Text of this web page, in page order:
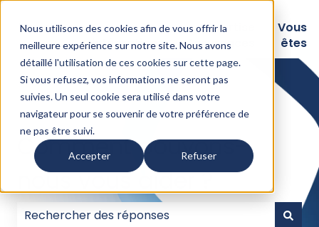
Nous utilisons des cookies afin de vous offrir la
meilleure expérience sur notre site. Nous avons
détaillé l'utilisation de ces cookies sur cette page.
Si vous refusez, vos informations ne seront pas
suivies. Un seul cookie sera utilisé dans votre
navigateur pour se souvenir de votre préférence de
ne pas être suivi.
Accepter Refuser
Logiciels
Nos
intégrations
Expertise
Assurances
Vous
êtes
Comment pouvons-
nous vous aider ?